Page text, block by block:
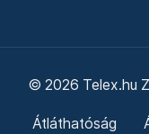
© 2026 Telex.hu
Átláthatóság